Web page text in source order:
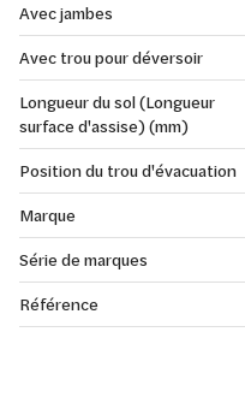
Avec jambes
Avec trou pour déversoir
Longueur du sol (Longueur
surface d'assise) (mm)
Position du trou d'évacuation
Marque
Série de marques
Référence